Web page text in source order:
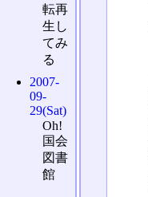
転再
生し
てみ
る
2007-
09-
29(Sat)
Oh!
国会
図書
館